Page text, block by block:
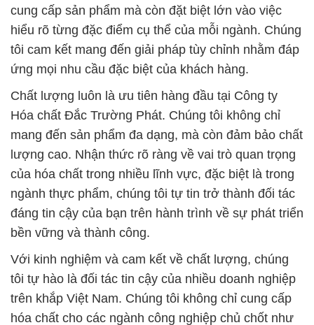
cung cấp sản phẩm mà còn đặt biệt lớn vào việc
hiểu rõ từng đặc điểm cụ thể của mỗi ngành. Chúng
tôi cam kết mang đến giải pháp tùy chỉnh nhằm đáp
ứng mọi nhu cầu đặc biệt của khách hàng.
Chất lượng luôn là ưu tiên hàng đầu tại Công ty
Hóa chất Đắc Trường Phát. Chúng tôi không chỉ
mang đến sản phẩm đa dạng, mà còn đảm bảo chất
lượng cao. Nhận thức rõ ràng về vai trò quan trọng
của hóa chất trong nhiều lĩnh vực, đặc biệt là trong
ngành thực phẩm, chúng tôi tự tin trở thành đối tác
đáng tin cậy của bạn trên hành trình về sự phát triển
bền vững và thành công.
Với kinh nghiệm và cam kết về chất lượng, chúng
tôi tự hào là đối tác tin cậy của nhiều doanh nghiệp
trên khắp Việt Nam. Chúng tôi không chỉ cung cấp
hóa chất cho các ngành công nghiệp chủ chốt như